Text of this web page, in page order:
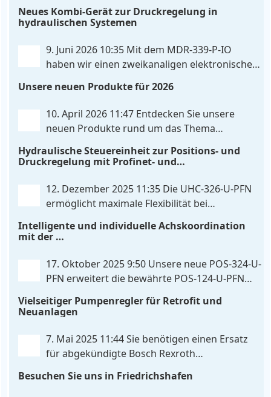
Ventilverstärker mit Highside-Messung Zur
Differenzeingang, der flexibel für Sollwertsignale
von 0…10V oder 4…20mA konfiguriert werden kann.
Neues Kombi-Gerät zur Druckregelung in
hydraulischen Systemen
9. Juni 2026 10:35 Mit dem MDR‑339‑P‑IO
haben wir einen zweikanaligen elektronischen
IO‑Link‑Kommunikation direkt mit integrierten
Leistungsendstufen vereint – eine Kombination, die
es so bislang nicht gibt. Die Anbindung an die
Unsere neuen Produkte für 2026
10. April 2026 11:47 Entdecken Sie unsere
neuen Produkte rund um das Thema
machen Ihre Anlagen noch effizienter, zuverlässiger
Positionier- und Gleichlaufregelbaugruppe UHC-
326-U-PFN Hydraulisches Steuergerät zur Positions-
Hydraulische Steuereinheit zur Positions- und
Druckregelung mit Profinet- und
12. Dezember 2025 11:35 Die UHC-326-U-PFN
ermöglicht maximale Flexibilität bei
Funktion der UHC-126-U-PFN bleibt erhalten,
Anpassungsmöglichkeiten. Die UHC-326-U-PFN ist
ein hydraulisches Steuergerät zur genauen
. . .
Intelligente und individuelle Achskoordination
mit der
17. Oktober 2025 9:50 Unsere neue POS-324-U-
PFN erweitert die bewährte POS-124-U-PFN
Achskoordination und individuelle
und integrierten Simulationsmodus. Zusätzlich zur
bewährten Gleichlaufregelung, die eine präzise und
Vielseitiger Pumpenregler für Retrofit und
Neuanlagen
7. Mai 2025 11:44Sie benötigen einen Ersatz
für abgekündigte Bosch Rexroth
neue Pumpenregler PQP-179-P ist eine vielseitige
Besuchen Sie uns in Friedrichshafen